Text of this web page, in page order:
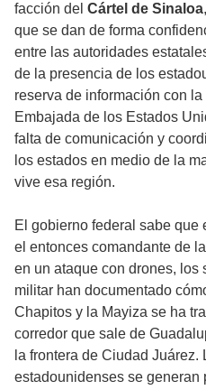
facción del Cártel de Sinaloa
que se dan de forma
entre las autoridades
de la presencia de los
reserva de información con
Embajada de los Estados
falta de comunicación y
los estados en medio de la
vive esa región.
El gobierno federal sabe que
el entonces comandante de
en un ataque con drones, los
militar han documentado
Chapitos y la Mayiza se ha
corredor que sale de
la frontera de Ciudad Juárez.
estadounidenses se generan